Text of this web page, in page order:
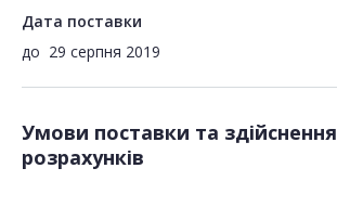
Дата поставки
до 29 серпня 2019
Умови поставки та здійснення
розрахунків